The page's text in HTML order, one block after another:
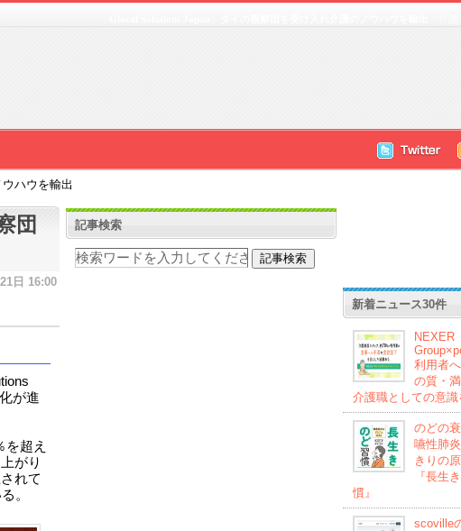
ハウを輸出
団
日 16:00
が進
超え
がり
れて
。
記事検索
新着ニュース30件
NEXER
利用者
の質・
介護職としての意識
のどの
嚥性肺
きりの
『長生
慣』
scoville